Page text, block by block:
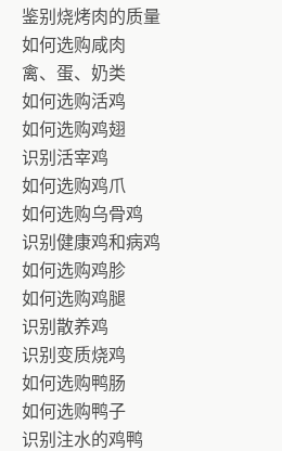
鉴别烧烤肉的质量
如何选购咸肉
禽、蛋、奶类
如何选购活鸡
如何选购鸡翅
识别活宰鸡
如何选购鸡爪
如何选购乌骨鸡
识别健康鸡和病鸡
如何选购鸡胗
如何选购鸡腿
识别散养鸡
识别变质烧鸡
如何选购鸭肠
如何选购鸭子
识别注水的鸡鸭